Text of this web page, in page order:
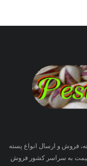
فروش و ارسال انواع پسته
قیمت به سراسر کشور فروش